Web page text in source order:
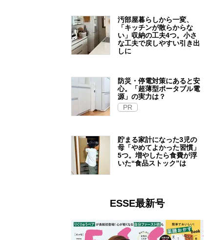
汚部屋暮らしから一変、
「キッチンが散らからな
い」収納の工夫4つ。小さ
な工夫で戻しやすい引き出
しに
防災・停電対策にあると安
心。「超薄型ポータブル電
源」の実力は？​
PR
貯まる家計になった3児の
母「やめてよかった習慣」
5つ。増やしたら食費が浮
いた“食品ストック”は
ESSE最新号